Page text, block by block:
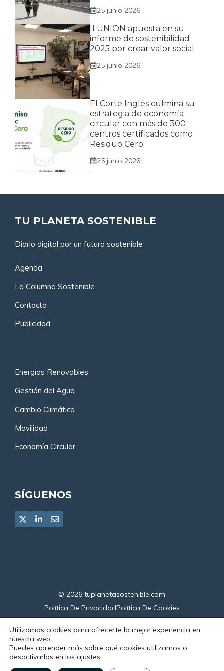
25 junio 2026
ILUNION apuesta en su
informe de sostenibilidad
2025 por crear valor social
25 junio 2026
El Corte Inglés culmina su
estrategia de economía
circular con más de 300
centros certificados como
Residuo Cero
25 junio 2026
TU PLANETA SOSTENIBLE
Diario digital por un futuro sostenible
Agenda
La Columna Sostenible
Contacto
Publicidad
Energías Renovables
Gestión del Agua
Cambio Climático
Movilidad
Economía Circular
SÍGUENOS
© 2026 tuplanetasostenible.com
Política De PrivacidadPolítica De Cookies
Utilizamos cookies para ofrecerte la mejor experiencia en
nuestra web.
Puedes aprender más sobre qué cookies utilizamos o
desactivarlas en los ajustes.